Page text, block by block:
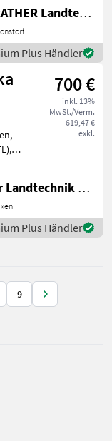
HOCHRATHER Landtechnik GmbH
Plus Händler
700 €
inkl. 13%
MwSt./Verm.
619,47 €
exkl.
Ginthör Landtechnik GmbH
Plus Händler
9